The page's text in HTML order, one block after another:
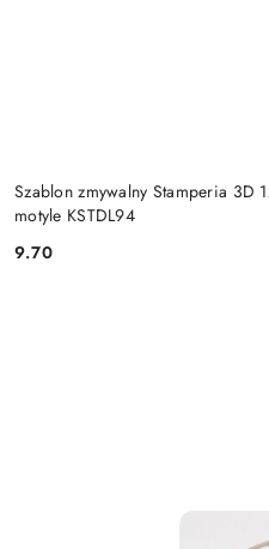
Szablon zmywalny Stamperia 3D
motyle KSTDL94
Cena:
9.70